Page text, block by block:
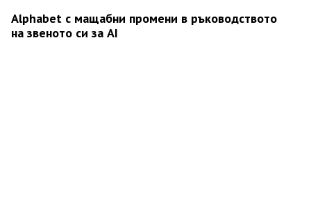
Alphabet с мащабни промени в ръководството
на звеното си за AI